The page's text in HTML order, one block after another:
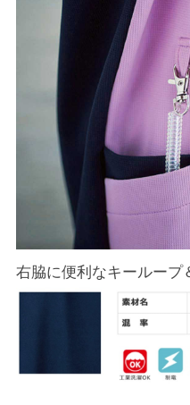
右脇に便利なキーループ